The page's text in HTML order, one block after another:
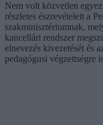
Nem volt közvetlen
részletes észrevételeit a
szakminisztériumnak,
kancellári rendszer
elnevezés kivezetését és
pedagógusi végzettségre